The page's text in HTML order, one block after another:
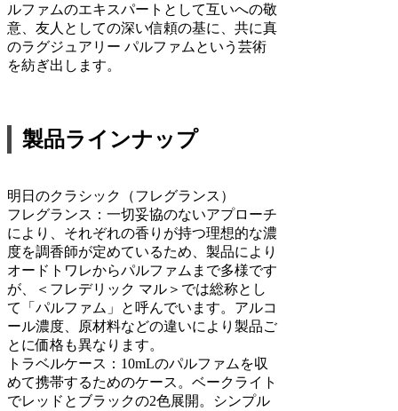
ルファムのエキスパートとして互いへの敬
意、友人としての深い信頼の基に、共に真
のラグジュアリー パルファムという芸術
を紡ぎ出します。
製品ラインナップ
明日のクラシック（フレグランス）
フレグランス：一切妥協のないアプローチ
により、それぞれの香りが持つ理想的な濃
度を調香師が定めているため、製品により
オードトワレからパルファムまで多様です
が、＜フレデリック マル＞では総称とし
て「パルファム」と呼んでいます。アルコ
ール濃度、原材料などの違いにより製品ご
とに価格も異なります。
トラベルケース：10mLのパルファムを収
めて携帯するためのケース。ベークライト
でレッドとブラックの2色展開。シンプル